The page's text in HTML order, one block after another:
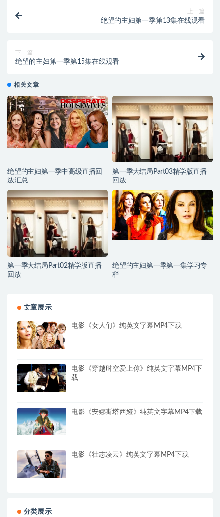
上一篇
绝望的主妇第一季第13集在线观看
下一篇
绝望的主妇第一季第15集在线观看
相关文章
绝望的主妇第一季中高级直播回
放汇总
第一季大结局Part03精学版直播
回放
第一季大结局Part02精学版直播
回放
绝望的主妇第一季第一集学习专
栏
文章展示
电影《女人们》纯英文字幕MP4下载
电影《穿越时空爱上你》纯英文字幕MP4下
载
电影《安娜斯塔西娅》纯英文字幕MP4下载
电影《壮志凌云》纯英文字幕MP4下载
分类展示